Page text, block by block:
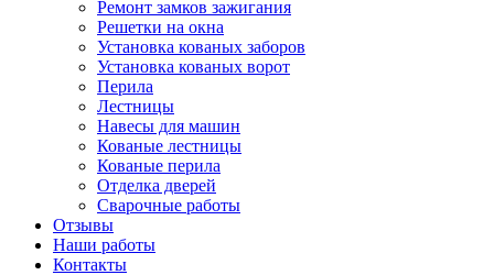
Ремонт замков зажигания
Решетки на окна
Установка кованых заборов
Установка кованых ворот
Перила
Лестницы
Навесы для машин
Кованые лестницы
Кованые перила
Отделка дверей
Сварочные работы
Отзывы
Наши работы
Контакты